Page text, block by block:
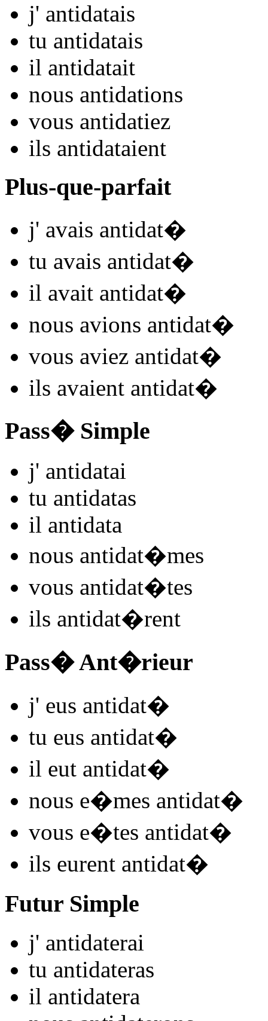
j' antidatais
tu antidatais
il antidatait
nous antidations
vous antidatiez
ils antidataient
Plus-que-parfait
j' avais antidat�
tu avais antidat�
il avait antidat�
nous avions antidat�
vous aviez antidat�
ils avaient antidat�
Pass� Simple
j' antidatai
tu antidatas
il antidata
nous antidat�mes
vous antidat�tes
ils antidat�rent
Pass� Ant�rieur
j' eus antidat�
tu eus antidat�
il eut antidat�
nous e�mes antidat�
vous e�tes antidat�
ils eurent antidat�
Futur Simple
j' antidaterai
tu antidateras
il antidatera